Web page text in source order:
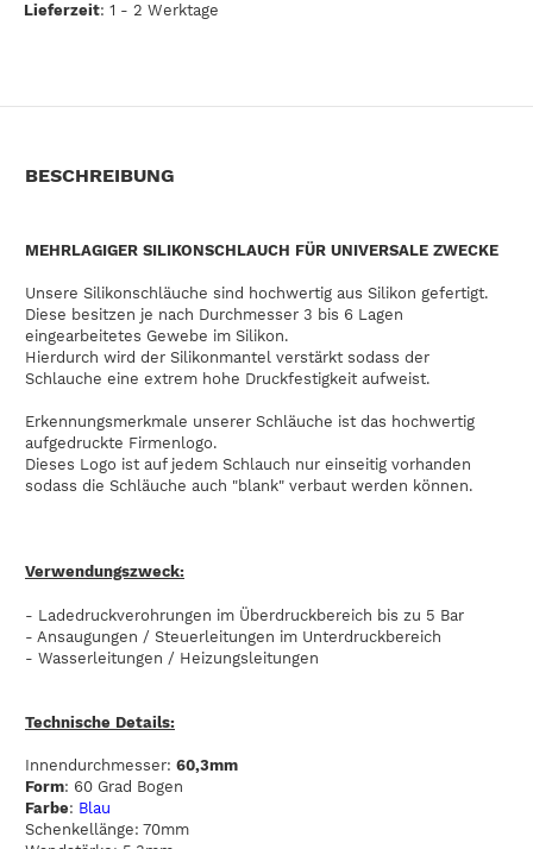
Lieferzeit: 1 - 2 Werktage
BESCHREIBUNG
MEHRLAGIGER SILIKONSCHLAUCH FÜR UNIVERSALE ZWECKE
Unsere Silikonschläuche sind hochwertig aus Silikon gefertigt.
Diese besitzen je nach Durchmesser 3 bis 6 Lagen
eingearbeitetes Gewebe im Silikon.
Hierdurch wird der Silikonmantel verstärkt sodass der
Schlauche eine extrem hohe Druckfestigkeit aufweist.
Erkennungsmerkmale unserer Schläuche ist das hochwertig
aufgedruckte Firmenlogo.
Dieses Logo ist auf jedem Schlauch nur einseitig vorhanden
sodass die Schläuche auch "blank" verbaut werden können.
Verwendungszweck:
- Ladedruckverohrungen im Überdruckbereich bis zu 5 Bar
- Ansaugungen / Steuerleitungen im Unterdruckbereich
- Wasserleitungen / Heizungsleitungen
Technische Details:
Innendurchmesser: 60,3mm
Form: 60 Grad Bogen
Farbe: Blau
Schenkellänge: 70mm